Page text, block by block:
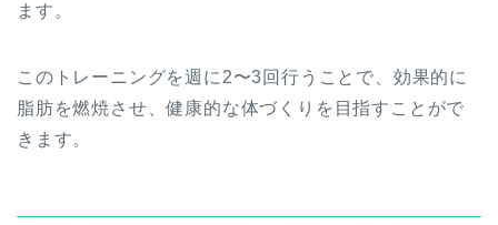
ます。
このトレーニングを週に2〜3回行うことで、効果的に
脂肪を燃焼させ、健康的な体づくりを目指すことがで
きます。